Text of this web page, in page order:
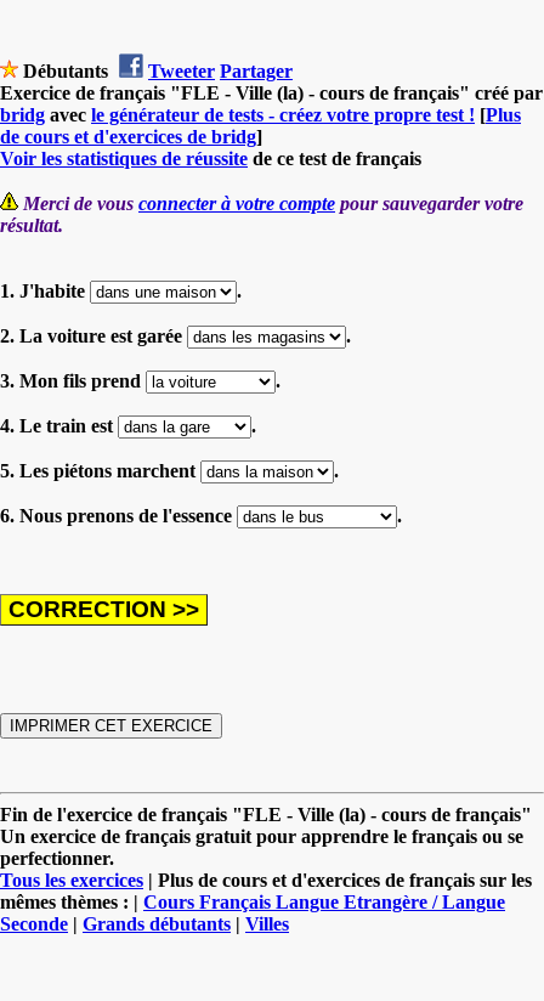
Débutants Tweeter Partager
Exercice de français "FLE - Ville (la) - cours de français" créé par
bridg avec le générateur de tests - créez votre propre test ! [Plus
de cours et d'exercices de bridg]
Voir les statistiques de réussite de ce test de français
Merci de vous connecter à votre compte pour sauvegarder votre
résultat.
1. J'habite .
2. La voiture est garée .
3. Mon fils prend .
4. Le train est .
5. Les piétons marchent .
6. Nous prenons de l'essence .
Fin de l'exercice de français "FLE - Ville (la) - cours de français"
Un exercice de français gratuit pour apprendre le français ou se
perfectionner.
Tous les exercices | Plus de cours et d'exercices de français sur les
mêmes thèmes : | Cours Français Langue Etrangère / Langue
Seconde | Grands débutants | Villes